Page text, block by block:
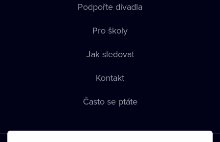
Podpořte divadla
Pro školy
Jak sledovat
Kontakt
Často se ptáte